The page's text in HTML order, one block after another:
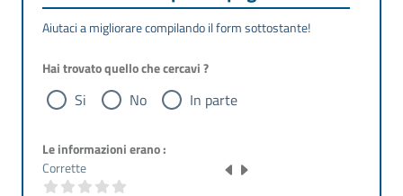
Aiutaci a migliorare compilando il form sottostante!
Hai trovato quello che cercavi ?
Si No In parte
Le informazioni erano :
Corrette